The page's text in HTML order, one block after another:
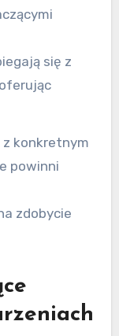
się z
konkretnym
powinni
zdobycie